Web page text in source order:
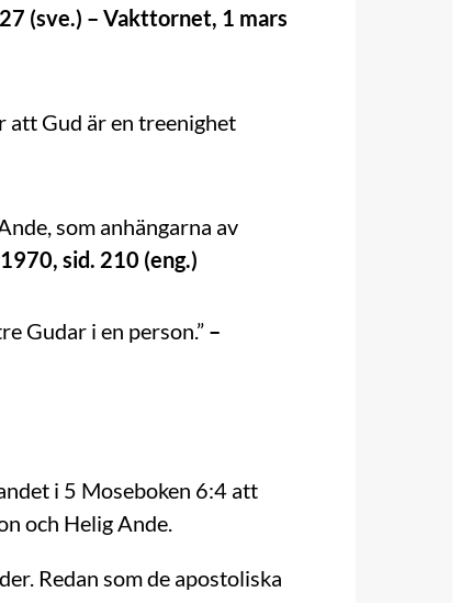
(sve.) – Vakttornet, 1 mars
att Gud är en treenighet
som anhängarna av
sid. 210 (eng.)
Gudar i en person.” –
i 5 Moseboken 6:4 att
och Helig Ande.
Redan som de apostoliska